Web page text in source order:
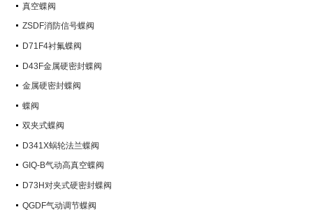
真空蝶阀
ZSDF消防信号蝶阀
D71F4衬氟蝶阀
D43F金属硬密封蝶阀
金属硬密封蝶阀
蝶阀
双夹式蝶阀
D341X蜗轮法兰蝶阀
GIQ-B气动高真空蝶阀
D73H对夹式硬密封蝶阀
QGDF气动调节蝶阀